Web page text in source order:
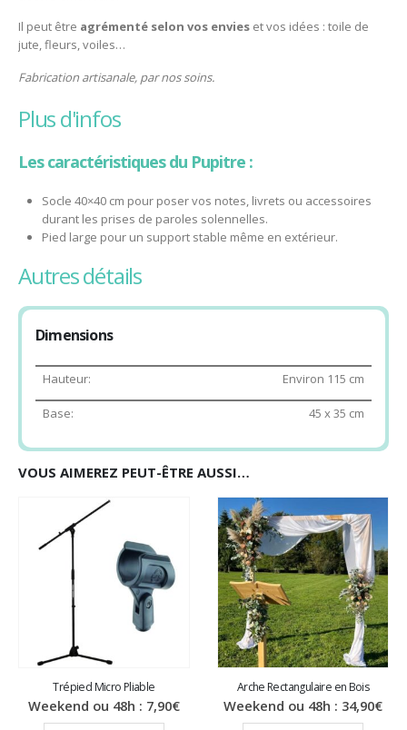
Il peut être agrémenté selon vos envies et vos idées : toile de
jute, fleurs, voiles…
Fabrication artisanale, par nos soins.
plus d'infos
Lescaractéristiques du Pupitre :
Socle 40×40 cm pour poser vos notes, livrets ou accessoires
durant les prises de paroles solennelles.
Pied large pour un support stable même en extérieur.
autres détails
Dimensions
Hauteur: Environ 115 cm
Base: 45 x 35 cm
VOUS AIMEREZ PEUT-ÊTRE AUSSI…
Trépied Micro Pliable
Weekend ou 48h : 7,90€
Arche Rectangulaire en Bois
Weekend ou 48h : 34,90€